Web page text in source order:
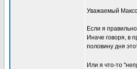
Уважаемый
Если я
Иначе говоря, в
половину дня
Или я что-то